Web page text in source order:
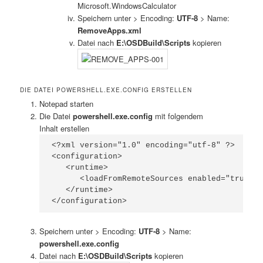
Microsoft.WindowsCalculator
Speichern unter > Encoding: UTF-8> Name:
RemoveApps.xml
Datei nach E:\OSDBuild\Scripts kopieren
DIE DATEI POWERSHELL.EXE.CONFIG ERSTELLEN
Notepad starten
Die Datei powershell.exe.config mit folgendem
Inhalt erstellen
<?xml version="1.0" encoding="utf-8" ?>
<configuration>
   <runtime>
      <loadFromRemoteSources enabled="true"/>
   </runtime>
Speichern unter > Encoding: UTF-8> Name:
powershell.exe.config
Datei nach E:\OSDBuild\Scriptskopieren